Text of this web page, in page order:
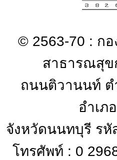
© 2563-70 : ก
สาธารณสุข
ถนนติวานนท์
อำเภ
จังหวัดนนทบุรี ร
โทรศัพท์ : 0